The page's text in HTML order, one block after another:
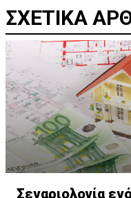
ΣΧΕΤΙΚΑ
Σεναριολογία